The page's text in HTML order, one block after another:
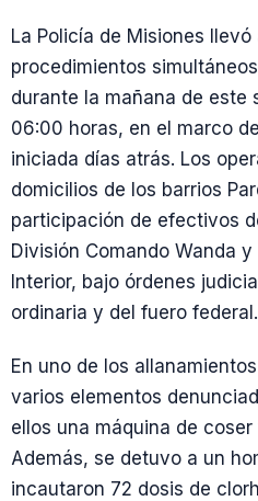
La Policía de Misiones
procedimientos
durante la mañana de este
06:00 horas, en el marco
iniciada días atrás. Los
domicilios de los barrios
participación de efectivos
División Comando Wanda
Interior, bajo órdenes
ordinaria y del fuero federal.
En uno de los
varios elementos
ellos una máquina de
Además, se detuvo a un
incautaron 72 dosis de